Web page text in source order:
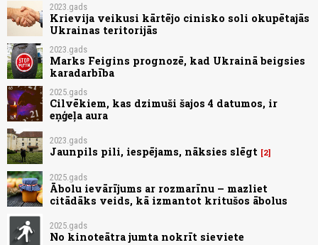
2023.gads
Krievija veikusi kārtējo cinisko soli okupētajās
Ukrainas teritorijās
2023.gads
Marks Feigins prognozē, kad Ukrainā beigsies
karadarbība
2025.gads
Cilvēkiem, kas dzimuši šajos 4 datumos, ir
eņģeļa aura
2023.gads
Jaunpils pili, iespējams, nāksies slēgt 2
2025.gads
Ābolu ievārījums ar rozmarīnu – mazliet
citādāks veids, kā izmantot kritušos ābolus
2025.gads
No kinoteātra jumta nokrīt sieviete